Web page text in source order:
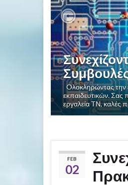
Oλοκληρώντας την
εκπαιδευτικών. Σας
εργαλεία ΤΝ, καλές
Previous
FEB
02